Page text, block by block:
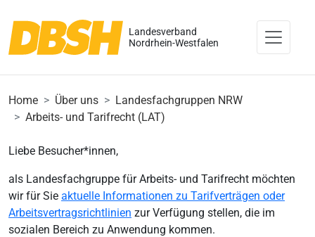
Landesverband
Nordrhein-Westfalen
Home Über uns
Landesfachgruppen NRW
Arbeits- und Tarifrecht (LAT)
Liebe Besucher*innen,
als Landesfachgruppe für Arbeits- und Tarifrecht möchten
wir für Sie aktuelle Informationen zu Tarifverträgen oder
Arbeitsvertragsrichtlinien zur Verfügung stellen, die im
sozialen Bereich zu Anwendung kommen.